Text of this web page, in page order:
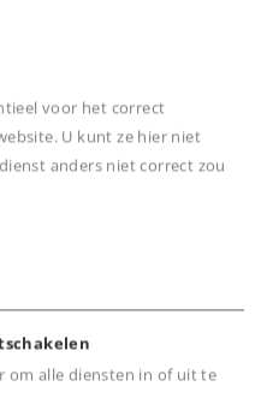
van '175 jaar
de Machinenfabrik
Steige gebouwd.
vervaardigd
en uitgebreide
van rookset 7226.
het overbruggen
voor het correct
U kunt ze hier niet
anders niet correct zou
om alle diensten in of uit te